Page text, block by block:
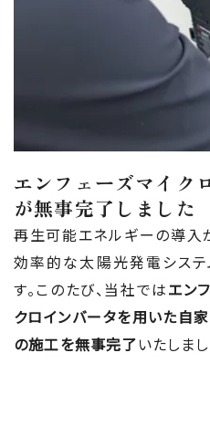
エンフェーズマイク
が無事完了しました
再生可能エネルギーの導入
効率的な太陽光発電シス
す。このたび、当社ではエン
クロインバータを用いた自
の施工を無事完了いたしまし